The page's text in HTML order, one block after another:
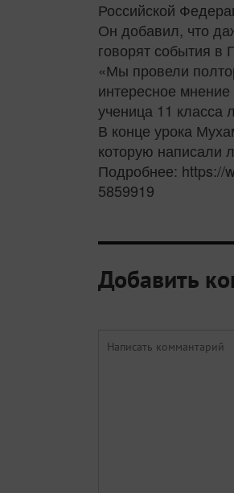
Российской
Он добавил, что
говорят события в
«Мы провели
интересное
ученица 11 класса
В конце урока
которую написали
Подробнее: https://
5859919
Добавить